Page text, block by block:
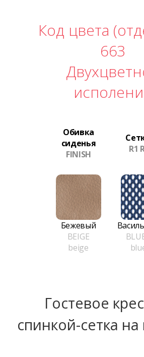
Код цвета
663
Обивка
сиденья
FINISH
R1
Бежевый
BEIGE
beige
Гостевое
спинкой-сетка